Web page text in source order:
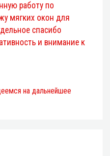
работу по
мягких окон для
спасибо
и внимание к
на дальнейшее